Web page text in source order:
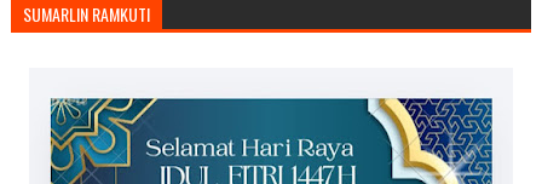
SUMARLIN RAMKUTI